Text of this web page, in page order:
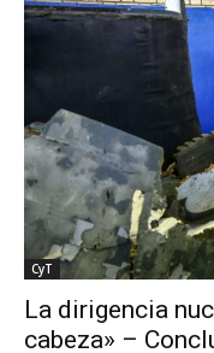
CyT
La dirigencia
cabeza» –